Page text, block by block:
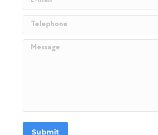
Telephone
Message
Submit